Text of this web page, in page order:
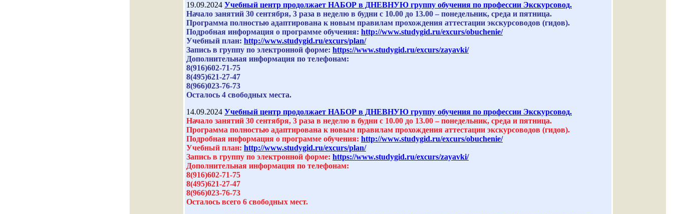
19.09.2024 Учебный центр продолжает НАБОР в ДНЕВНУЮ группу обучения по профессии Экскурсовод.
Начало занятий 30 сентября, 3 раза в неделю в будни с 10.00 до 13.00 – понедельник, среда и пятница.
Программа полностью адаптирована к новым правилам прохождения аттестации экскурсоводов (гидов).
Подробная информация о программе обучения: http://www.studygid.ru/excurs/obuchenie/
Учебный план: http://www.studygid.ru/excurs/plan/
Запись в группу по электронной форме: https://www.studygid.ru/excurs/zayavki/
Дополнительная информация по телефонам:
8(916)602-71-75
8(495)621-27-47
8(966)023-76-73
Осталось 4 свободных места.
14.09.2024 Учебный центр продолжает НАБОР в ДНЕВНУЮ группу обучения по профессии Экскурсовод.
Начало занятий 30 сентября, 3 раза в неделю в будни с 10.00 до 13.00 – понедельник, среда и пятница.
Программа полностью адаптирована к новым правилам прохождения аттестации экскурсоводов (гидов).
Подробная информация о программе обучения: http://www.studygid.ru/excurs/obuchenie/
Учебный план: http://www.studygid.ru/excurs/plan/
Запись в группу по электронной форме: https://www.studygid.ru/excurs/zayavki/
Дополнительная информация по телефонам:
8(916)602-71-75
8(495)621-27-47
8(966)023-76-73
Осталось всего 6 свободных мест.